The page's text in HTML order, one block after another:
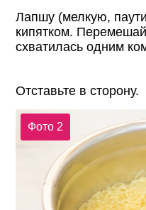
Лапшу (мелкую,
кипятком.
схватилась одним
Отставьте в сторону.
Фото 2